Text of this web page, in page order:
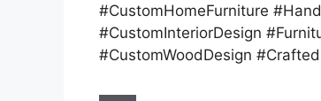
#CustomHomeFurniture
#CustomInteriorDesign
#CustomWoodDesign